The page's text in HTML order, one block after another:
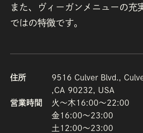
また、ヴィーガンメニューの充
ではの特徴です。
住所
9516 Culver Blvd.,
,CA 90232, USA
営業時間
火〜木16:00〜22:00
金16:00〜23:00
土12:00～23:00